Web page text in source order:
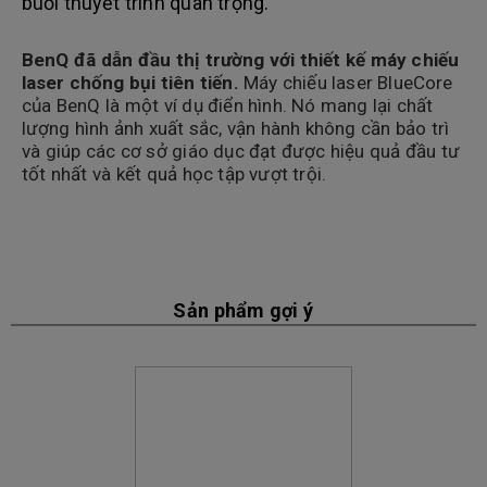
BenQ đã dẫn đầu thị trường với thiết kế máy chiếu
laser chống bụi tiên tiến. Máy chiếu laser BlueCore
của BenQ là một ví dụ điển hình. Nó mang lại chất
lượng hình ảnh xuất sắc, vận hành không cần bảo trì
và giúp các cơ sở giáo dục đạt được hiệu quả đầu tư
tốt nhất và kết quả học tập vượt trội.
Sản phẩm gợi ý